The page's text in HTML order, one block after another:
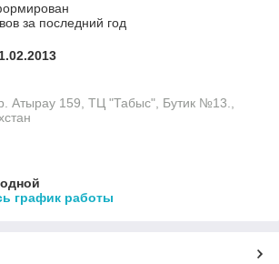
за последний год
Атырау 159, ТЦ "Табыс", Бутик №13.,
график работы